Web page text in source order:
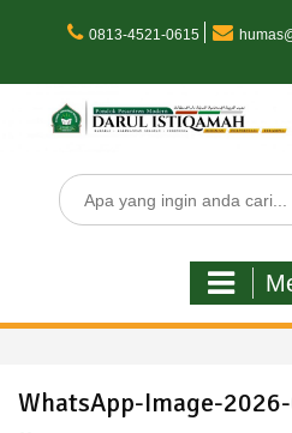
0813-4521-0615
Search
for:
WhatsApp-Image-